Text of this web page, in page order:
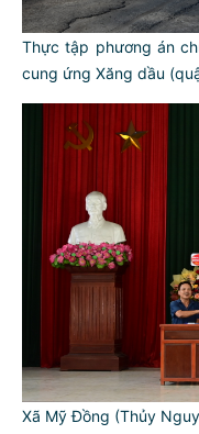
Thực tập phương án
cung ứng Xăng dầu
Xã Mỹ Đồng (Thủy